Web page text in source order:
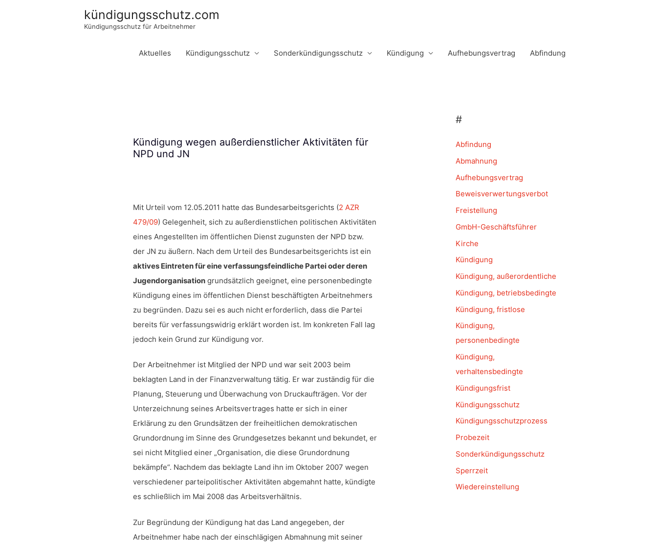
kündigungsschutz.com
Kündigungsschutz für Arbeitnehmer
Aktuelles Kündigungsschutz Sonderkündigungsschutz Kündigung Aufhebungsvertrag Abfindung
Kündigung wegen außerdienstlicher Aktivitäten für
NPD und JN
Mit Urteil vom 12.05.2011 hatte das Bundesarbeitsgerichts (2 AZR
479/09) Gelegenheit, sich zu außerdienstlichen politischen Aktivitäten
eines Angestellten im öffentlichen Dienst zugunsten der NPD bzw.
der JN zu äußern. Nach dem Urteil des Bundesarbeitsgerichts ist ein
aktives Eintreten für eine verfassungsfeindliche Partei oder deren
Jugendorganisation grundsätzlich geeignet, eine personenbedingte
Kündigung eines im öffentlichen Dienst beschäftigten Arbeitnehmers
zu begründen. Dazu sei es auch nicht erforderlich, dass die Partei
bereits für verfassungswidrig erklärt worden ist. Im konkreten Fall lag
jedoch kein Grund zur Kündigung vor.
Der Arbeitnehmer ist Mitglied der NPD und war seit 2003 beim
beklagten Land in der Finanzverwaltung tätig. Er war zuständig für die
Planung, Steuerung und Überwachung von Druckaufträgen. Vor der
Unterzeichnung seines Arbeitsvertrages hatte er sich in einer
Erklärung zu den Grundsätzen der freiheitlichen demokratischen
Grundordnung im Sinne des Grundgesetzes bekannt und bekundet, er
sei nicht Mitglied einer „Organisation, die diese Grundordnung
bekämpfe“. Nachdem das beklagte Land ihn im Oktober 2007 wegen
verschiedener parteipolitischer Aktivitäten abgemahnt hatte, kündigte
es schließlich im Mai 2008 das Arbeitsverhältnis.
Zur Begründung der Kündigung hat das Land angegeben, der
Arbeitnehmer habe nach der einschlägigen Abmahnung mit seiner
#
Abfindung
Abmahnung
Aufhebungsvertrag
Beweisverwertungsverbot
Freistellung
GmbH-Geschäftsführer
Kirche
Kündigung
Kündigung, außerordentliche
Kündigung, betriebsbedingte
Kündigung, fristlose
Kündigung,
personenbedingte
Kündigung,
verhaltensbedingte
Kündigungsfrist
Kündigungsschutz
Kündigungsschutzprozess
Probezeit
Sonderkündigungsschutz
Sperrzeit
Wiedereinstellung